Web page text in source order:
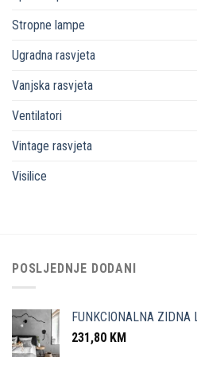
Stropne lampe
Ugradna rasvjeta
Vanjska rasvjeta
Ventilatori
Vintage rasvjeta
Visilice
POSLJEDNJE DODANI
FUNKCIONALNA ZIDNA
231,80 KM